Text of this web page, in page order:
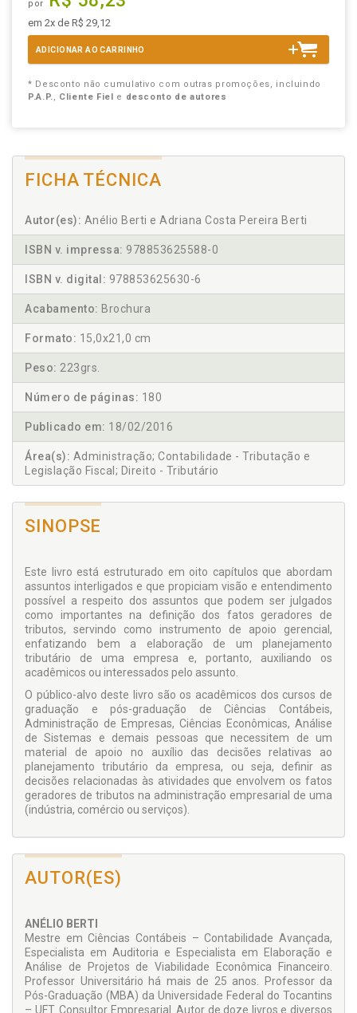
por
em 2x de R$ 29,12
ADICIONAR AO CARRINHO
* Desconto não cumulativo com outras promoções, incluindo
P.A.P., Cliente Fiel e desconto de autores
FICHA TÉCNICA
Autor(es): Anélio Berti e Adriana Costa Pereira Berti
ISBN v. impressa: 978853625588-0
ISBN v. digital: 978853625630-6
Acabamento: Brochura
Formato: 15,0x21,0 cm
Peso: 223grs.
Número de páginas: 180
Publicado em: 18/02/2016
Área(s): Administração; Contabilidade - Tributação e
Legislação Fiscal; Direito - Tributário
SINOPSE
Este livro está estruturado em oito capítulos que abordam
assuntos interligados e que propiciam visão e entendimento
possível a respeito dos assuntos que podem ser julgados
como importantes na definição dos fatos geradores de
tributos, servindo como instrumento de apoio gerencial,
enfatizando bem a elaboração de um planejamento
tributário de uma empresa e, portanto, auxiliando os
acadêmicos ou interessados pelo assunto.
O público-alvo deste livro são os acadêmicos dos cursos de
graduação e pós-graduação de Ciências Contábeis,
Administração de Empresas, Ciências Econômicas, Análise
de Sistemas e demais pessoas que necessitem de um
material de apoio no auxílio das decisões relativas ao
planejamento tributário da empresa, ou seja, definir as
decisões relacionadas às atividades que envolvem os fatos
geradores de tributos na administração empresarial de uma
(indústria, comércio ou serviços).
AUTOR(ES)
ANÉLIO BERTI
Mestre em Ciências Contábeis – Contabilidade Avançada,
Especialista em Auditoria e Especialista em Elaboração e
Análise de Projetos de Viabilidade Econômica Financeiro.
Professor Universitário há mais de 25 anos. Professor da
Pós-Graduação (MBA) da Universidade Federal do Tocantins
– UFT. Consultor Empresarial. Autor de doze livros e diversos